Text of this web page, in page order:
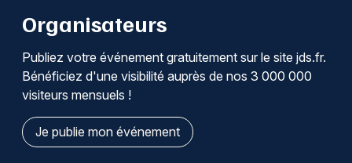
Organisateurs
Publiez votre événement gratuitement sur le site jds.fr.
Bénéficiez d'une visibilité auprès de nos 3 000 000
visiteurs mensuels !
Je publie mon événement